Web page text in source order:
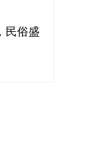
民俗盛